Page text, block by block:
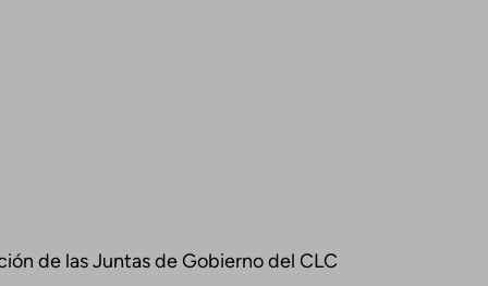
de las Juntas de Gobierno del CLC